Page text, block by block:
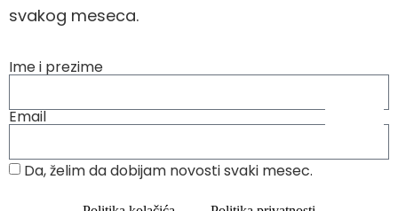
svakog meseca.
Ime i prezime
Email
Da, želim da dobijam novosti svaki mesec.